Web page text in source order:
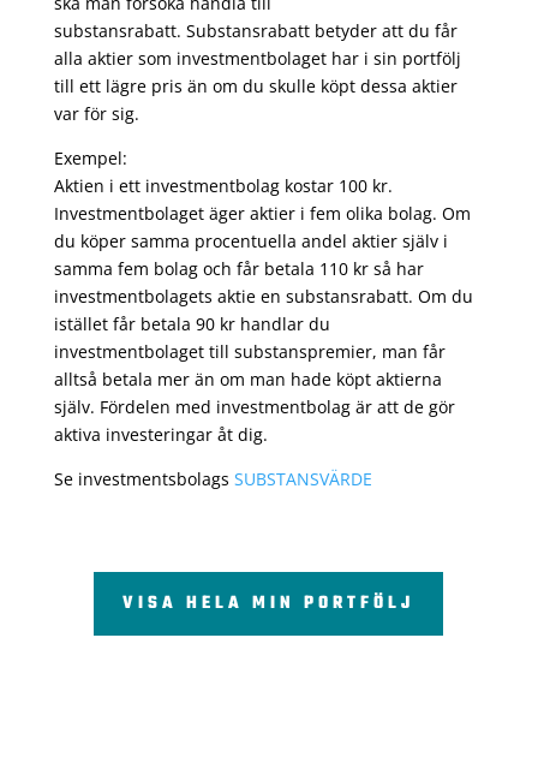
substansrabatt. Substansrabatt betyder att du får
alla aktier som investmentbolaget har i sin portfölj
till ett lägre pris än om du skulle köpt dessa aktier
var för sig.
Exempel:
Aktien i ett investmentbolag kostar 100 kr.
Investmentbolaget äger aktier i fem olika bolag. Om
du köper samma procentuella andel aktier själv i
samma fem bolag och får betala 110 kr så har
investmentbolagets aktie en substansrabatt. Om du
istället får betala 90 kr handlar du
investmentbolaget till substanspremier, man får
alltså betala mer än om man hade köpt aktierna
själv. Fördelen med investmentbolag är att de gör
aktiva investeringar åt dig.
Se investmentsbolags SUBSTANSVÄRDE
VISA HELA MIN PORTFÖLJ